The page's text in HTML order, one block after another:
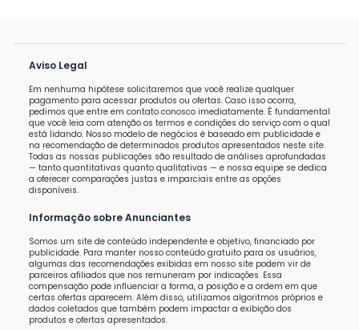
Aviso Legal
Em nenhuma hipótese solicitaremos que você realize qualquer
pagamento para acessar produtos ou ofertas. Caso isso ocorra,
pedimos que entre em contato conosco imediatamente. É fundamental
que você leia com atenção os termos e condições do serviço com o qual
está lidando. Nosso modelo de negócios é baseado em publicidade e
na recomendação de determinados produtos apresentados neste site.
Todas as nossas publicações são resultado de análises aprofundadas
— tanto quantitativas quanto qualitativas — e nossa equipe se dedica
a oferecer comparações justas e imparciais entre as opções
disponíveis.
Informação sobre Anunciantes
Somos um site de conteúdo independente e objetivo, financiado por
publicidade. Para manter nosso conteúdo gratuito para os usuários,
algumas das recomendações exibidas em nosso site podem vir de
parceiros afiliados que nos remuneram por indicações. Essa
compensação pode influenciar a forma, a posição e a ordem em que
certas ofertas aparecem. Além disso, utilizamos algoritmos próprios e
dados coletados que também podem impactar a exibição dos
produtos e ofertas apresentados.